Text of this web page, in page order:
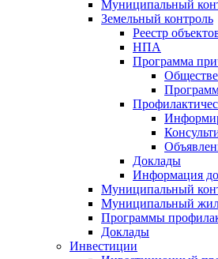
Муниципальный
Земельный контроль
Реестр
НПА
Программа
Доклады
Информация до
Муниципальный
Муниципальный
Программы
Доклады
Инвестиции